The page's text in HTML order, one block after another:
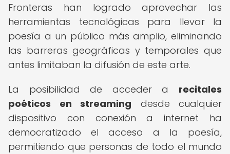
Fronteras han logrado aprovechar las
herramientas tecnológicas para llevar la
poesía a un público más amplio, eliminando
las barreras geográficas y temporales que
antes limitaban la difusión de este arte.
La posibilidad de acceder a recitales
poéticos en streaming desde cualquier
dispositivo con conexión a internet ha
democratizado el acceso a la poesía,
permitiendo que personas de todo el mundo